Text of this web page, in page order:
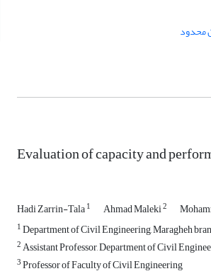
محدود
Evaluation of capacity and
Hadi Zarrin-Tala1 Ahmad Maleki2
1Department of Civil Engineering, Maragheh
2Assistant Professor, Department of Civil
3Professor of Faculty of Civil Engineering